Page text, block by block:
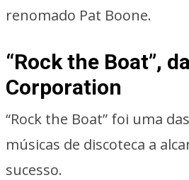
renomado Pat Boone.
“Rock the Boat”,
Corporation
“Rock the Boat” foi uma
músicas de discoteca a
sucesso.